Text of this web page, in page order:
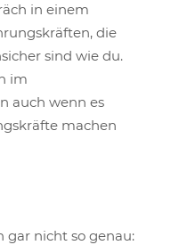
in einem
die
sind wie du.
im
auch wenn es
machen
gar nicht so genau: